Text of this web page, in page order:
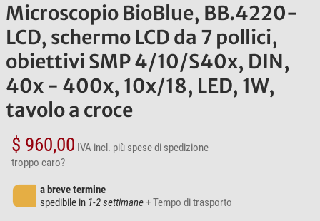
Microscopio BioBlue, BB.4220-
LCD, schermo LCD da 7 pollici,
obiettivi SMP 4/10/S40x, DIN,
40x - 400x, 10x/18, LED, 1W,
tavolo a croce
$ 960,00 IVA incl. più spese di spedizione
troppo caro?
a breve termine
spedibile in 1-2 settimane+ Tempo di trasporto